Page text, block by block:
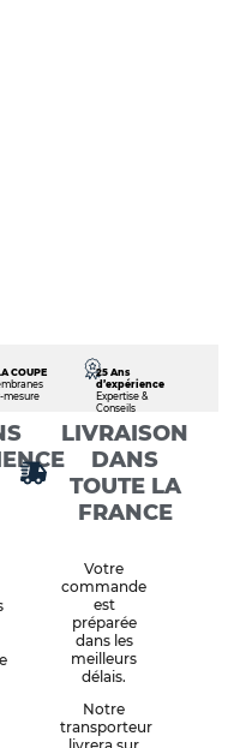
COUPE
mesure
25 Ans
d’expérience
Expertise &
Conseils
LIVRAISON
DANS
TOUTE LA
FRANCE
Votre
commande
est
préparée
dans les
meilleurs
délais.
Notre
transporteur